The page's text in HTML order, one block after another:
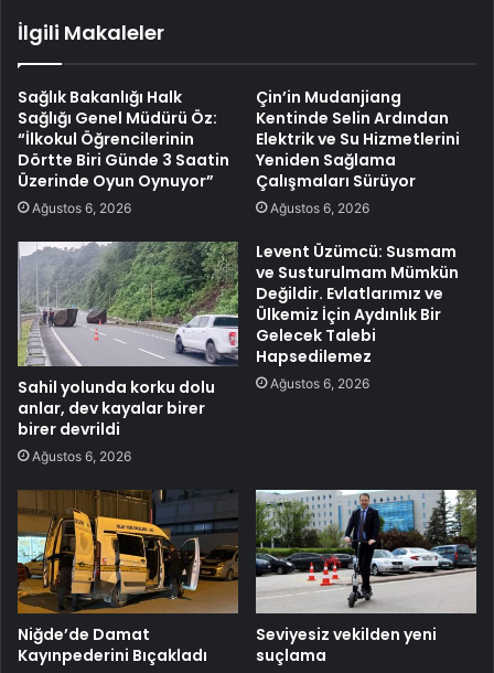
İlgili Makaleler
Sağlık Bakanlığı Halk
Sağlığı Genel Müdürü Öz:
“İlkokul Öğrencilerinin
Dörtte Biri Günde 3 Saatin
Üzerinde Oyun Oynuyor”
Ağustos 6, 2026
Çin’in Mudanjiang
Kentinde Selin Ardından
Elektrik ve Su Hizmetlerini
Yeniden Sağlama
Çalışmaları Sürüyor
Ağustos 6, 2026
Sahil yolunda korku dolu
anlar, dev kayalar birer
birer devrildi
Ağustos 6, 2026
Levent Üzümcü: Susmam
ve Susturulmam Mümkün
Değildir. Evlatlarımız ve
Ülkemiz İçin Aydınlık Bir
Gelecek Talebi
Hapsedilemez
Ağustos 6, 2026
Niğde’de Damat
Kayınpederini Bıçakladı
Seviyesiz vekilden yeni
suçlama